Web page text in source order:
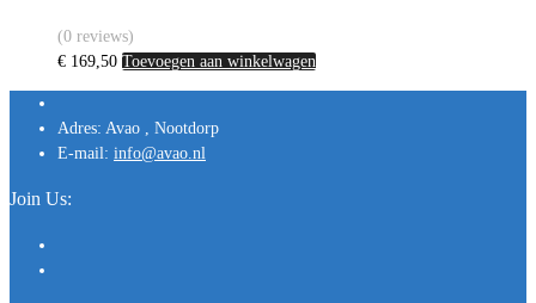
(0 reviews)
€ 169,50 Toevoegen aan winkelwagen
Adres: Avao , Nootdorp
E-mail: info@avao.nl
Join Us: